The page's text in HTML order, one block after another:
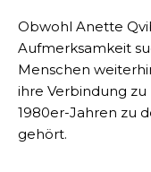
Obwohl Anette
Aufmerksamkeit
Menschen
ihre Verbindung
1980er-Jahren zu
gehört.